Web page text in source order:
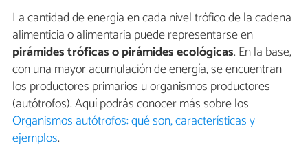
La cantidad de energía en cada nivel trófico de la cadena
alimenticia o alimentaria puede representarse en
pirámides tróficas o pirámides ecológicas. En la base,
con una mayor acumulación de energía, se encuentran
los productores primarios u organismos productores
(autótrofos). Aquí podrás conocer más sobre los
Organismos autótrofos: qué son, características y
ejemplos.